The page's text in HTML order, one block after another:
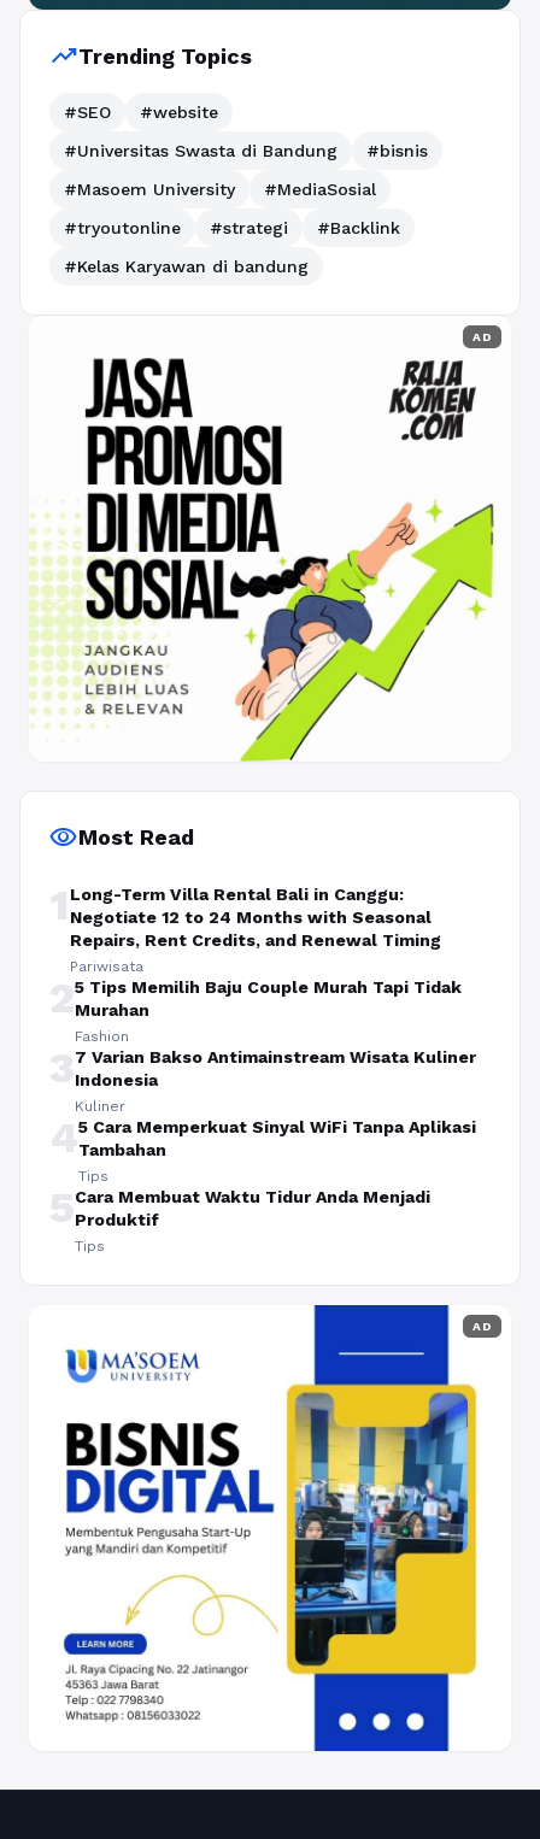
trending_upTrending Topics
#SEO
#website
#Universitas Swasta di Bandung
#bisnis
#Masoem University
#MediaSosial
#tryoutonline
#strategi
#Backlink
#Kelas Karyawan di bandung
AD
visibilityMost Read
1 Long-Term Villa Rental Bali in Canggu:
Negotiate 12 to 24 Months with Seasonal
Repairs, Rent Credits, and Renewal Timing
Pariwisata
25 Tips Memilih Baju Couple Murah Tapi Tidak
Murahan
Fashion
37 Varian Bakso Antimainstream Wisata Kuliner
Indonesia
Kuliner
45 Cara Memperkuat Sinyal WiFi Tanpa Aplikasi
Tambahan
Tips
5Cara Membuat Waktu Tidur Anda Menjadi
Produktif
Tips
AD